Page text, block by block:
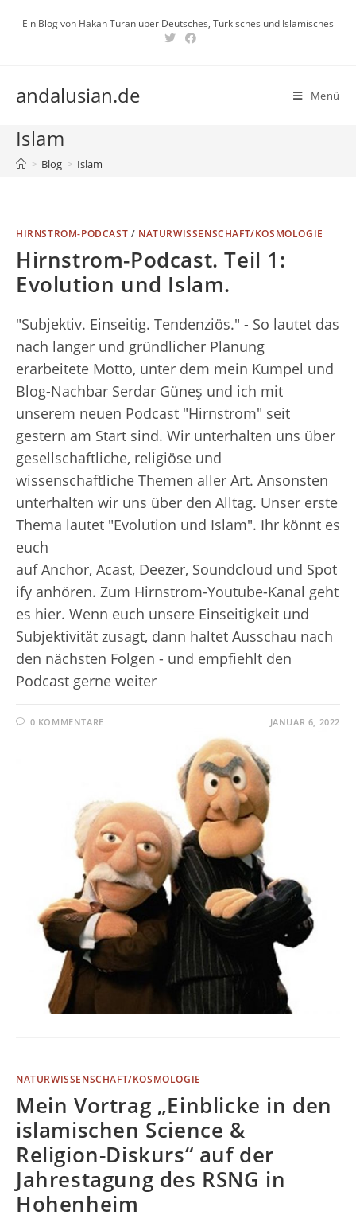
InhaltEin Blog von Hakan Turan über Deutsches, Türkisches und Islamisches
andalusian.de Menü
Islam
> Blog > Islam
HIRNSTROM-PODCAST / NATURWISSENSCHAFT/KOSMOLOGIE
Hirnstrom-Podcast. Teil 1:
Evolution und Islam.
"Subjektiv. Einseitig. Tendenziös." - So lautet das
nach langer und gründlicher Planung
erarbeitete Motto, unter dem mein Kumpel und
Blog-Nachbar Serdar Güneş und ich mit
unserem neuen Podcast "Hirnstrom" seit
gestern am Start sind. Wir unterhalten uns über
gesellschaftliche, religiöse und
wissenschaftliche Themen aller Art. Ansonsten
unterhalten wir uns über den Alltag. Unser erste
Thema lautet "Evolution und Islam". Ihr könnt es
euch
auf Anchor, Acast, Deezer, Soundcloud und Spot
ify anhören. Zum Hirnstrom-Youtube-Kanal geht
es hier. Wenn euch unsere Einseitigkeit und
Subjektivität zusagt, dann haltet Ausschau nach
den nächsten Folgen - und empfiehlt den
Podcast gerne weiter
0 KOMMENTARE JANUAR 6, 2022
NATURWISSENSCHAFT/KOSMOLOGIE
Mein Vortrag „Einblicke in den
islamischen Science &
Religion-Diskurs“ auf der
Jahrestagung des RSNG in
Hohenheim